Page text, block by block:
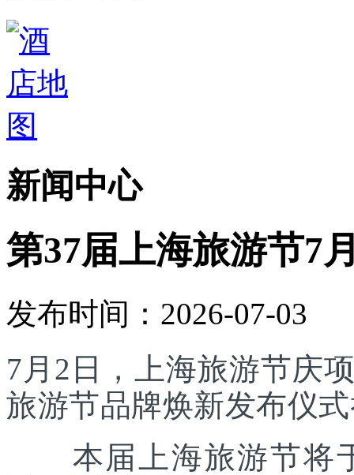
新闻中心
第37届上海旅游节7
发布时间：2026-07-03
7月2日，上海旅游节庆
旅游节品牌焕新发布仪
本届上海旅游节将于